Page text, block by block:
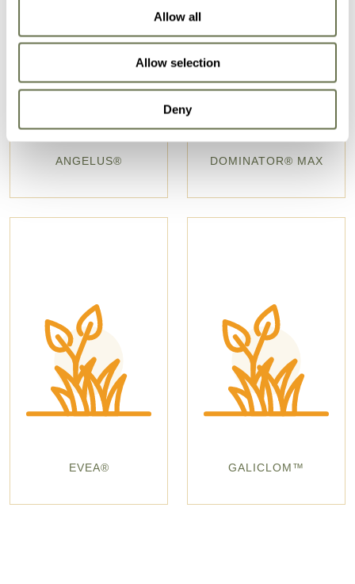
Allow all
Allow selection
Deny
ANGELUS® DOMINATOR® MAX
EVEA® GALICLOM™